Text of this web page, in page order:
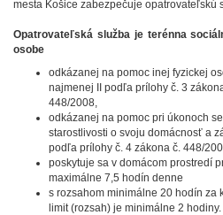
mesta Košice zabezpečuje opatrovateľskú
Opatrovateľská služba je terénna
osobe
odkázanej na pomoc inej fyzickej
najmenej II podľa prílohy č. 3
448/2008,
odkázanej na pomoc pri úkonoch
starostlivosti o svoju domácnosť a
podľa prílohy č. 4 zákona č. 448/
poskytuje sa v domácom prostredí
maximálne 7,5 hodín denne
s rozsahom minimálne 20 hodín za
limit (rozsah) je minimálne 2 hodiny.